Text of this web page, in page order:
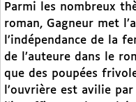
Parmi les nombreux
roman, Gagneur met
l’indépendance de la
de l’auteure dans le
que des poupées
l’ouvrière est avilie